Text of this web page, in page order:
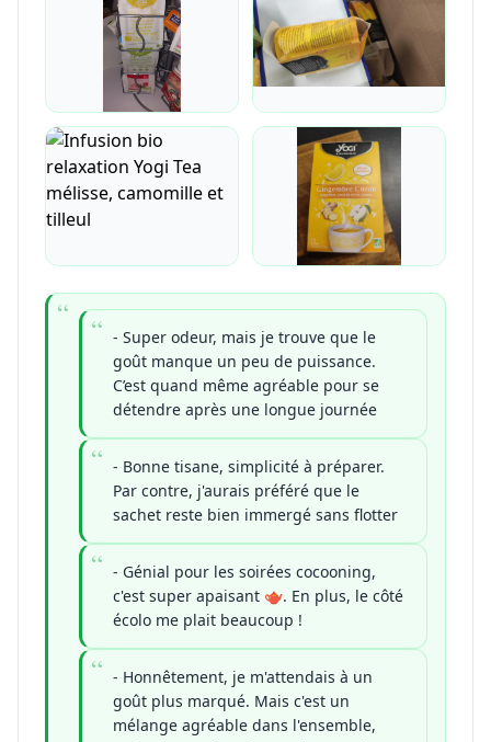
- Super odeur, mais je trouve que le
goût manque un peu de puissance.
C’est quand même agréable pour se
détendre après une longue journée
- Bonne tisane, simplicité à préparer.
Par contre, j'aurais préféré que le
sachet reste bien immergé sans flotter
- Génial pour les soirées cocooning,
c'est super apaisant 🫖. En plus, le côté
écolo me plait beaucoup !
- Honnêtement, je m'attendais à un
goût plus marqué. Mais c'est un
mélange agréable dans l'ensemble,